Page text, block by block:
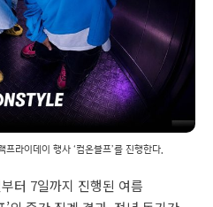
라이데이 행사 ‘컴온블프’를 진행한다.
터 7일까지 진행된 여름